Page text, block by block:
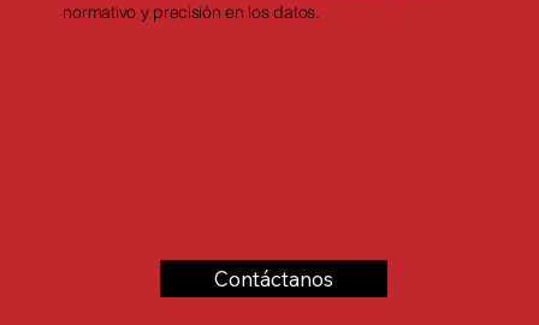
normativo y precisión en los datos.
Contáctanos